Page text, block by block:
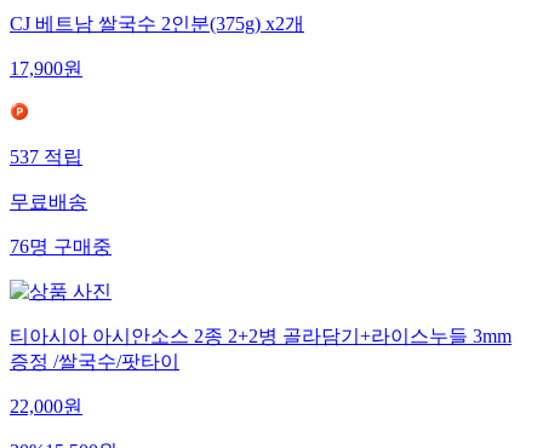
CJ 베트남 쌀국수 2인분(375g) x2개
17,900원
537적립
무료배송
76명구매중
티아시아 아시안소스 2종 2+2병 골라담기+라이스누들 3mm
증정 /쌀국수/팟타이
22,000원